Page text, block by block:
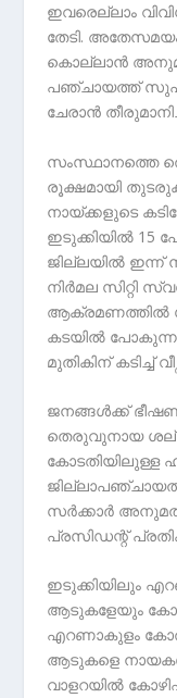
ഇവരെല്ലാം
തേടി.
കൊല്ലാൻ
പഞ്ചായത്ത്
ചേരാൻ
സംസ്ഥാനത്തെ
രൂക്ഷമായി
നായ്ക്കളുടെ
ഇടുക്കിയിൽ 15
ജില്ലയിൽ ഇന്ന്
നിർമല സിറ്റി
ആക്രമണത്തിൽ
കടയിൽ
മുതികിന് കടിച്ച്
ജനങ്ങൾക്ക്
തെരുവുനായ
കോടതിയിലുള്ള
സർക്കാർ
പ്രസിഡന്റ്
ഇടുക്കിയിലും
ആടുകളേയും
എറണാകുളം
ആടുകളെ നായകൾ
വാളറയിൽ